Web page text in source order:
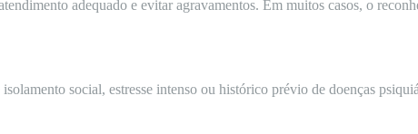
adequado e evitar agravamentos. Em muitos casos, o
social, estresse intenso ou histórico prévio de doenças